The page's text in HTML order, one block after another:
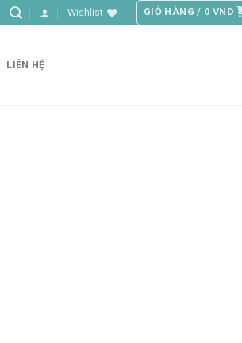
Wishlist GIỎ HÀNG / 0 VND
LIÊN HỆ